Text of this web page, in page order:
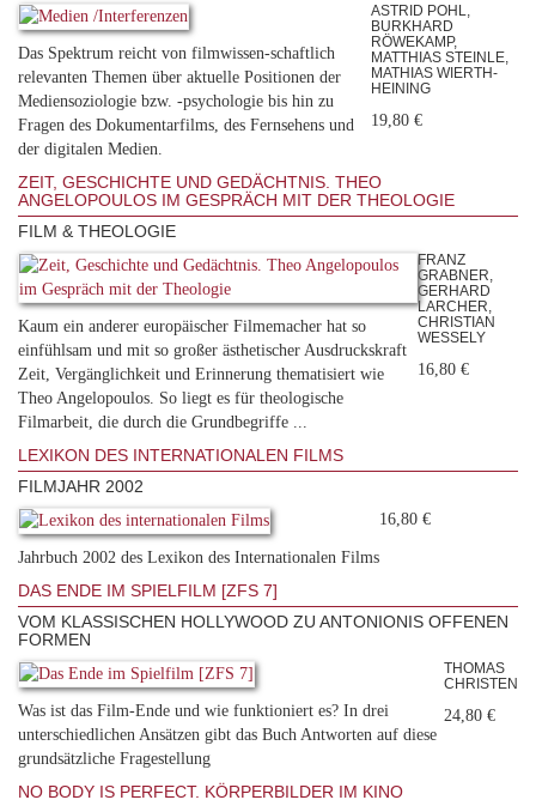
Das Spektrum reicht von filmwissen-schaftlich
relevanten Themen über aktuelle Positionen der
Mediensoziologie bzw. -psychologie bis hin zu
Fragen des Dokumentarfilms, des Fernsehens und
der digitalen Medien.
ASTRID POHL,
BURKHARD
RÖWEKAMP,
MATTHIAS STEINLE,
MATHIAS WIERTH-
HEINING
19,80 €
ZEIT, GESCHICHTE UND GEDÄCHTNIS. THEO
ANGELOPOULOS IM GESPRÄCH MIT DER THEOLOGIE
FILM & THEOLOGIE
Kaum ein anderer europäischer Filmemacher hat so
einfühlsam und mit so großer ästhetischer Ausdruckskraft
Zeit, Vergänglichkeit und Erinnerung thematisiert wie
Theo Angelopoulos. So liegt es für theologische
Filmarbeit, die durch die Grundbegriffe ...
FRANZ
GRABNER,
GERHARD
LARCHER,
CHRISTIAN
WESSELY
16,80 €
LEXIKON DES INTERNATIONALEN FILMS
FILMJAHR 2002
Jahrbuch 2002 des Lexikon des Internationalen Films
16,80 €
DAS ENDE IM SPIELFILM [ZFS 7]
VOM KLASSISCHEN HOLLYWOOD ZU ANTONIONIS OFFENEN
FORMEN
Was ist das Film-Ende und wie funktioniert es? In drei
unterschiedlichen Ansätzen gibt das Buch Antworten auf diese
grundsätzliche Fragestellung
THOMAS
CHRISTEN
24,80 €
NO BODY IS PERFECT. KÖRPERBILDER IM KINO